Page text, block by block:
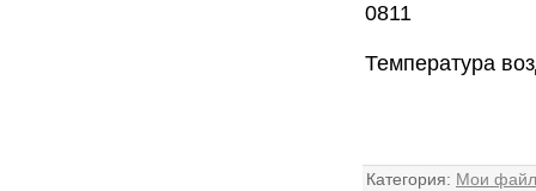
0811
Температура
Категория: Мои